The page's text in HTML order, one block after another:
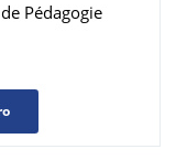
Pédagogie